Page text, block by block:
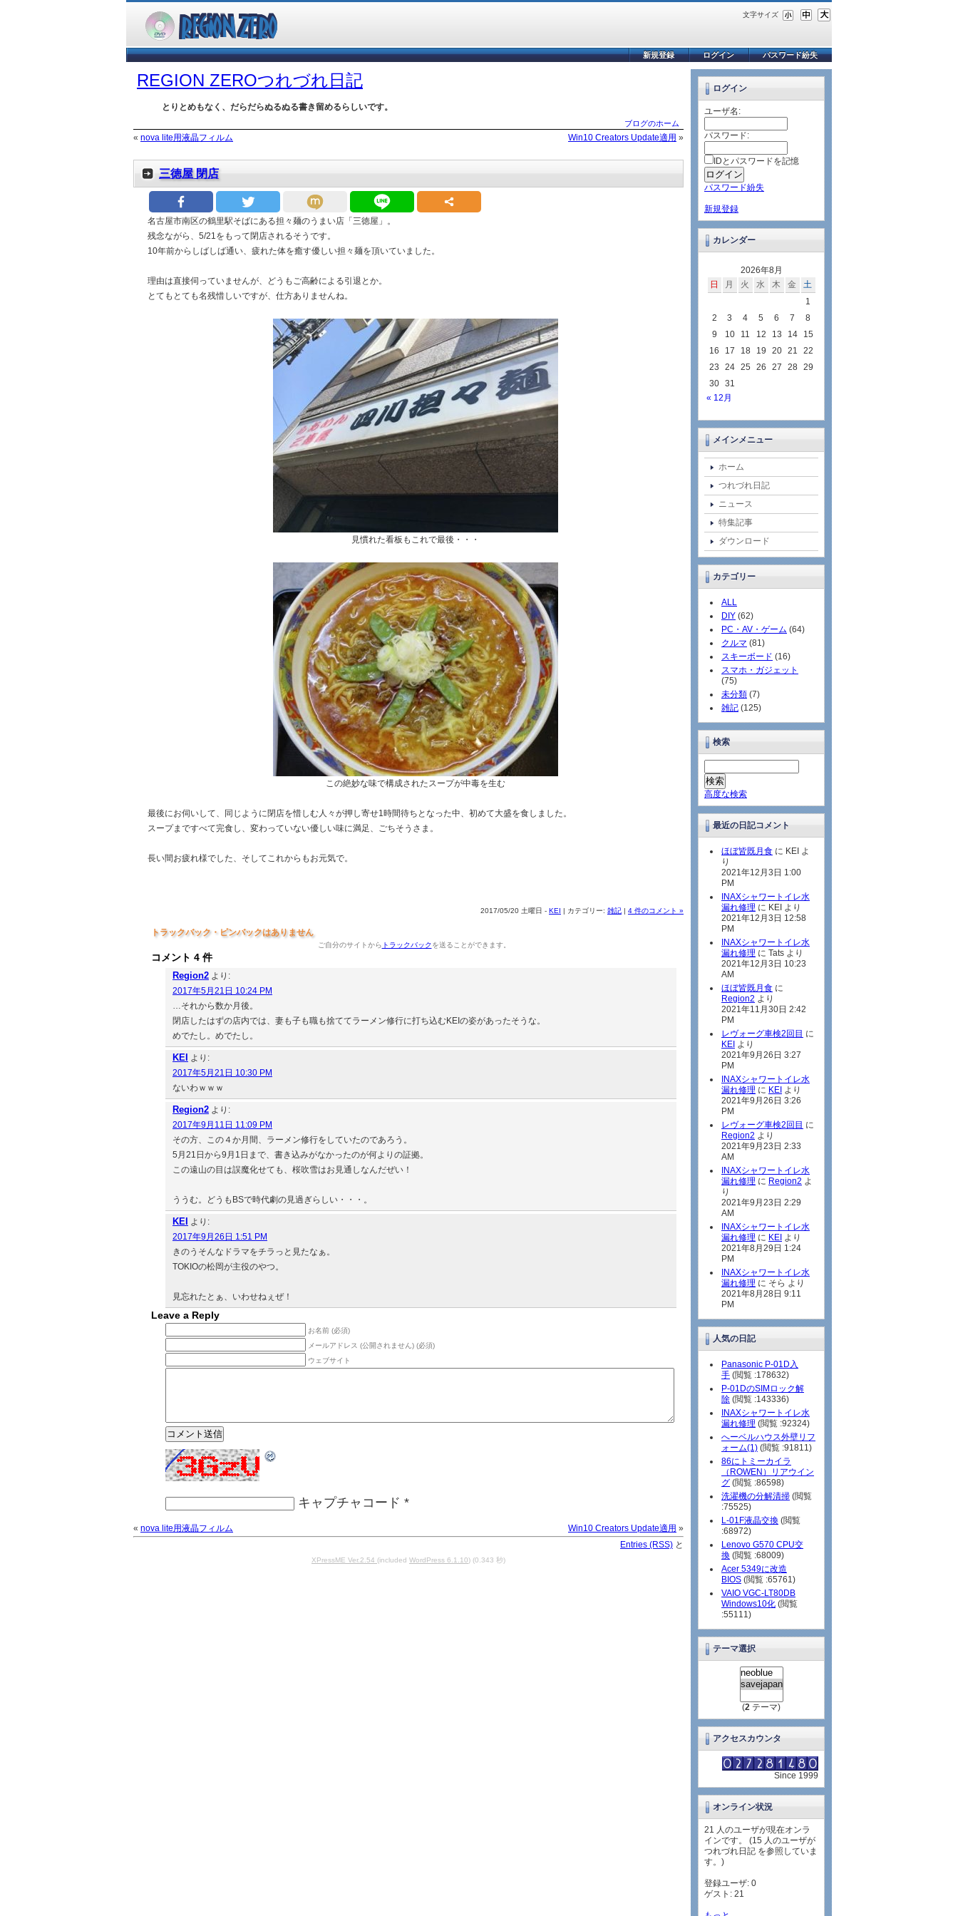
文字サイズ
パスワード紛失
ログイン
新規登録
REGION ZEROつれづれ日記
とりとめもなく、だらだらぬるぬる書き留めるらしいです。
ブログのホーム
« nova lite用液晶フィルム Win10 Creators Update適用 »
三徳屋 閉店
名古屋市南区の鶴里駅そばにある担々麺のうまい店「三徳屋」。
残念ながら、5/21をもって閉店されるそうです。
10年前からしばしば通い、疲れた体を癒す優しい担々麺を頂いていました。
理由は直接伺っていませんが、どうもご高齢による引退とか。
とてもとても名残惜しいですが、仕方ありませんね。
見慣れた看板もこれで最後・・・
この絶妙な味で構成されたスープが中毒を生む
最後にお伺いして、同じように閉店を惜しむ人々が押し寄せ1時間待ちとなった中、初めて大盛を食しました。
スープまですべて完食し、変わっていない優しい味に満足、ごちそうさま。
長い間お疲れ様でした、そしてこれからもお元気で。
2017/05/20 土曜日 - KEI | カテゴリー: 雑記 | 4 件のコメント »
トラックバック・ピンバックはありません
ご自分のサイトから トラックバックを送ることができます。
コメント 4 件
Region2 より:
2017年5月21日 10:24 PM
…それから数か月後。
閉店したはずの店内では、妻も子も職も捨ててラーメン修行に打ち込むKEIの姿があったそうな。
めでたし。めでたし。
KEI より:
2017年5月21日 10:30 PM
ないわｗｗｗ
Region2 より:
2017年9月11日 11:09 PM
その方、この４か月間、ラーメン修行をしていたのであろう。
5月21日から9月1日まで、書き込みがなかったのが何よりの証拠。
この遠山の目は誤魔化せても、桜吹雪はお見通しなんだぜい！
ううむ。どうもBSで時代劇の見過ぎらしい・・・。
KEI より:
2017年9月26日 1:51 PM
きのうそんなドラマをチラっと見たなぁ。
TOKIOの松岡が主役のやつ。
見忘れたとぁ、いわせねぇぜ！
Leave a Reply
お名前 (必須)
メールアドレス (公開されません) (必須)
ウェブサイト
キャプチャコード *
« nova lite用液晶フィルム Win10 Creators Update適用 »
Entries (RSS) と
XPressME Ver.2.54 (included WordPress 6.1.10) (0.343 秒)
ログイン
ユーザ名:
パスワード:
IDとパスワードを記憶
パスワード紛失
新規登録
カレンダー
2026年8月
日
月 火 水 木 金
土
1
2
3 4 5 6 7
8
9
10 11 12 13 14
15
16
17 18 19 20 21
22
23
24 25 26 27 28
29
30 31
« 12月
メインメニュー
ホーム
つれづれ日記
ニュース
特集記事
ダウンロード
カテゴリー
ALL
DIY (62)
PC・AV・ゲーム (64)
クルマ (81)
スキーボード (16)
スマホ・ガジェット
(75)
未分類 (7)
雑記 (125)
検索
高度な検索
最近の日記コメント
ほぼ皆既月食 に KEI よ
り
2021年12月3日 1:00
PM
INAXシャワートイレ水
漏れ修理 に KEI より
2021年12月3日 12:58
PM
INAXシャワートイレ水
漏れ修理 に Tats より
2021年12月3日 10:23
AM
ほぼ皆既月食 に
Region2 より
2021年11月30日 2:42
PM
レヴォーグ車検2回目 に
KEI より
2021年9月26日 3:27
PM
INAXシャワートイレ水
漏れ修理 に KEI より
2021年9月26日 3:26
PM
レヴォーグ車検2回目 に
Region2 より
2021年9月23日 2:33
AM
INAXシャワートイレ水
漏れ修理 に Region2 よ
り
2021年9月23日 2:29
AM
INAXシャワートイレ水
漏れ修理 に KEI より
2021年8月29日 1:24
PM
INAXシャワートイレ水
漏れ修理 に そら より
2021年8月28日 9:11
PM
人気の日記
Panasonic P-01D入
手 (閲覧 :178632)
P-01DのSIMロック解
除 (閲覧 :143336)
INAXシャワートイレ水
漏れ修理 (閲覧 :92324)
へーベルハウス外壁リフ
ォーム(1) (閲覧 :91811)
86にトミーカイラ
（ROWEN）リアウイン
グ (閲覧 :86598)
洗濯機の分解清掃 (閲覧
:75525)
L-01F液晶交換 (閲覧
:68972)
Lenovo G570 CPU交
換 (閲覧 :68009)
Acer 5349に改造
BIOS (閲覧 :65761)
VAIO VGC-LT80DB
Windows10化 (閲覧
:55111)
テーマ選択
(2 テーマ)
アクセスカウンタ
Since 1999
オンライン状況
21 人のユーザが現在オンラ
インです。 (15 人のユーザが
つれづれ日記 を参照していま
す。)
登録ユーザ: 0
ゲスト: 21